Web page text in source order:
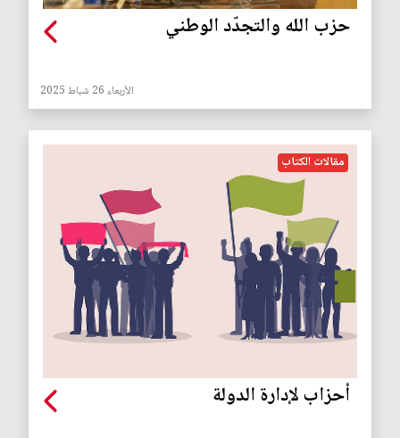
حزب الله والتجدّد الوطني
الأربعاء 26 شباط 2025
مقالات الكتاب
أحزاب لإدارة الدولة